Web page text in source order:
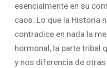
esencialmente en su
caos. Lo que la Historia
contradice en nada la
hormonal, la parte tribal
y nos diferencia de otras